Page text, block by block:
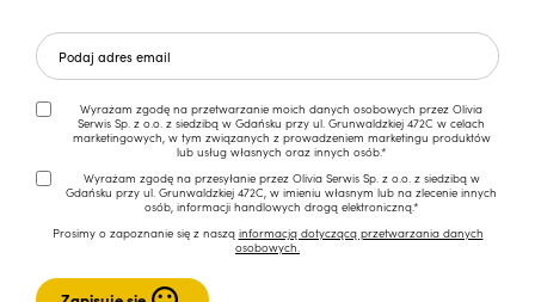
Wyrażam zgodę na przetwarzanie moich danych osobowych przez Olivia
Serwis Sp. z o.o. z siedzibą w Gdańsku przy ul. Grunwaldzkiej 472C w celach
marketingowych, w tym związanych z prowadzeniem marketingu produktów
lub usług własnych oraz innych osób.*
Wyrażam zgodę na przesyłanie przez Olivia Serwis Sp. z o.o. z siedzibą w
Gdańsku przy ul. Grunwaldzkiej 472C, w imieniu własnym lub na zlecenie innych
osób, informacji handlowych drogą elektroniczną.*
Prosimy o zapoznanie się z naszą informacją dotyczącą przetwarzania danych
osobowych.